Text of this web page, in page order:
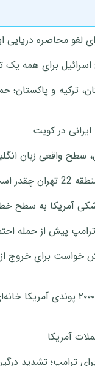
لغو محاصره دریایی
اسرائیل برای همه
ترکیه و پاکستان؛
در کویت
سطح واقعی زبان
است؟
آمریکا به سطح
پیش از حمله
خواست برای خروج از
نیویورک‌تایمز: بمب ۲۰۰۰
آمریکا
ترامپ؛ تشدید